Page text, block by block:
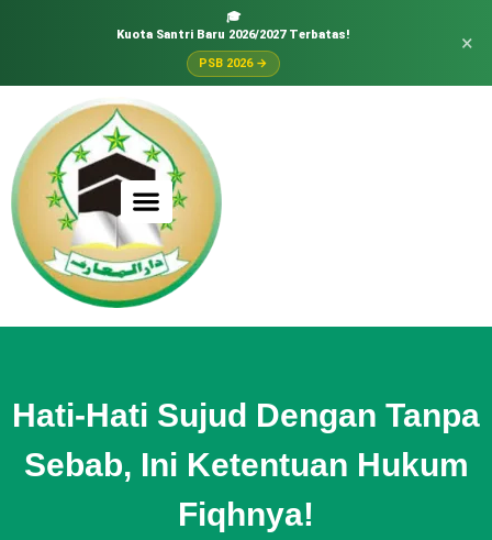
🎓
Kuota Santri Baru 2026/2027 Terbatas!
PSB 2026 →
×
Hati-Hati Sujud Dengan Tanpa
Sebab, Ini Ketentuan Hukum
Fiqhnya!